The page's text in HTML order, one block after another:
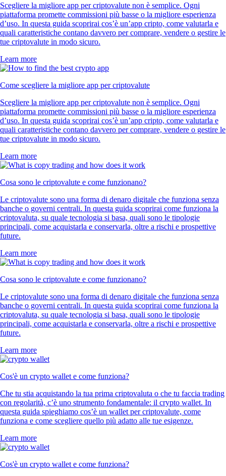
Scegliere la migliore app per criptovalute non è semplice. Ogni
piattaforma promette commissioni più basse o la migliore esperienza
d’uso. In questa guida scoprirai cos’è un’app cripto, come valutarla e
quali caratteristiche contano davvero per comprare, vendere o gestire le
tue criptovalute in modo sicuro.
Learn more
Come scegliere la migliore app per criptovalute
Scegliere la migliore app per criptovalute non è semplice. Ogni
piattaforma promette commissioni più basse o la migliore esperienza
d’uso. In questa guida scoprirai cos’è un’app cripto, come valutarla e
quali caratteristiche contano davvero per comprare, vendere o gestire le
tue criptovalute in modo sicuro.
Learn more
Cosa sono le criptovalute e come funzionano?
Le criptovalute sono una forma di denaro digitale che funziona senza
banche o governi centrali. In questa guida scoprirai come funziona la
criptovaluta, su quale tecnologia si basa, quali sono le tipologie
principali, come acquistarla e conservarla, oltre a rischi e prospettive
future.
Learn more
Cosa sono le criptovalute e come funzionano?
Le criptovalute sono una forma di denaro digitale che funziona senza
banche o governi centrali. In questa guida scoprirai come funziona la
criptovaluta, su quale tecnologia si basa, quali sono le tipologie
principali, come acquistarla e conservarla, oltre a rischi e prospettive
future.
Learn more
Cos'è un crypto wallet e come funziona?
Che tu stia acquistando la tua prima criptovaluta o che tu faccia trading
con regolarità, c’è uno strumento fondamentale: il crypto wallet. In
questa guida spieghiamo cos’è un wallet per criptovalute, come
funziona e come scegliere quello più adatto alle tue esigenze.
Learn more
Cos'è un crypto wallet e come funziona?